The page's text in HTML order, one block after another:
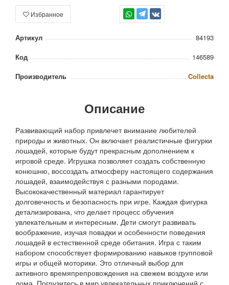
TG
Избранное
Артикул
84193
Код
146589
Производитель
Collecta
Описание
Развивающий набор привлечет внимание любителей
природы и животных. Он включает реалистичные фигурки
лошадей, которые будут прекрасным дополнением к
игровой среде. Игрушка позволяет создать собственную
конюшню, воссоздать атмосферу настоящего содержания
лошадей, взаимодействуя с разными породами.
Высококачественный материал гарантирует
долговечность и безопасность при игре. Каждая фигурка
детализирована, что делает процесс обучения
увлекательным и интересным. Дети смогут развивать
воображение, изучая повадки и особенности поведения
лошадей в естественной среде обитания. Игра с таким
набором способствует формированию навыков групповой
игры и общей моторики. Это отличный выбор для
активного времяпрепровождения на свежем воздухе или